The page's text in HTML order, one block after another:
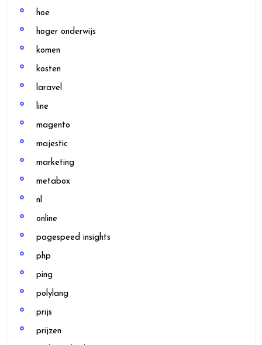
hoe
hoger onderwijs
komen
kosten
laravel
line
magento
majestic
marketing
metabox
nl
online
pagespeed insights
php
ping
polylang
prijs
prijzen